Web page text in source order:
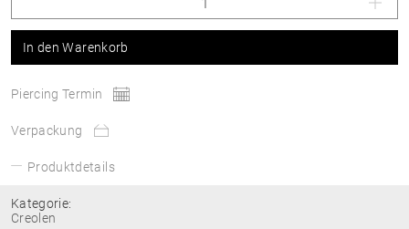
In den Warenkorb
Piercing Termin
Verpackung
Produktdetails
Kategorie:
Creolen